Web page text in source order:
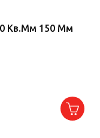
Кв.мм 150 Мм